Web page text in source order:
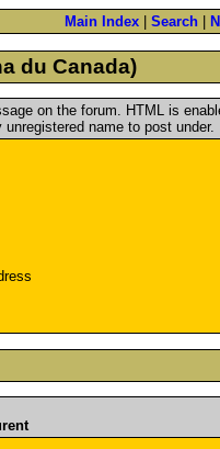
Main Index Search
du Canada)
on the forum. HTML is
name to post under.